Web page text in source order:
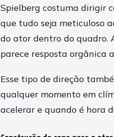
Spielberg costuma dirigir
que tudo seja meticuloso
do ator dentro do quadro.
parece resposta orgânica
Esse tipo de direção
qualquer momento em
acelerar e quando é hora